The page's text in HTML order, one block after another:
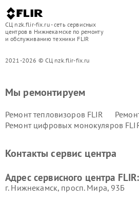
СЦ nzk.flir-fix.ru - сеть сервисных
центров в Нижнекамске по ремонту
и обслуживанию техники FLIR
2021-2026 © СЦ nzk.flir-fix.ru
Мы ремонтируем
Ремонт тепловизоров FLIR
Ремонт цифровых монокуляров
Контакты сервис центра
Адрес сервисного центра FLIR:
г. Нижнекамск, просп. Мира, 93Б